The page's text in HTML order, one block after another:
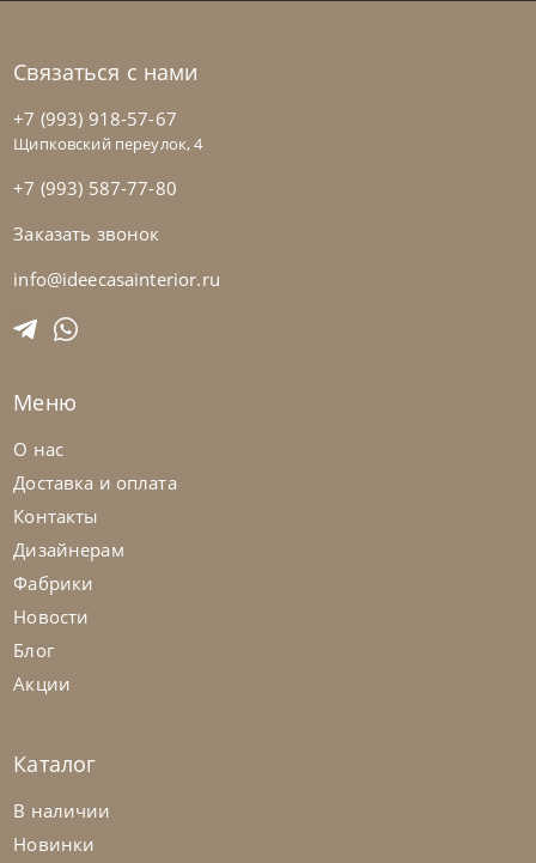
Cattelan Italia
Стол обеденный Mad Max Keramik
Cattelan Italia
Стол обеденный Napoleon Keramik
Premium
Связаться с нами
+7 (993) 918-57-67
Щипковский переулок, 4
+7 (993) 587-77-80
Заказать звонок
info@ideecasainterior.ru
Меню
О нас
Доставка и оплата
Контакты
Дизайнерам
Фабрики
Новости
Блог
Акции
Каталог
В наличии
Новинки